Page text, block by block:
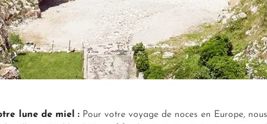
lune de miel :Pour votre voyage de noces en Europe,